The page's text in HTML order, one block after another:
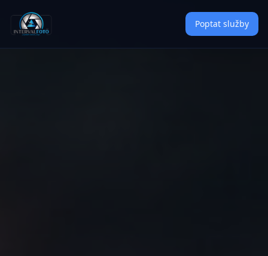
Poptat služby